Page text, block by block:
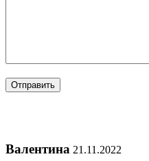
Валентина 21.11.2022